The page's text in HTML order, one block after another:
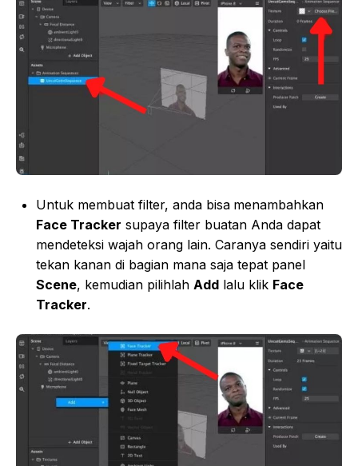
Untuk membuat filter, anda bisa menambahkan
Face Tracker supaya filter buatan Anda dapat
mendeteksi wajah orang lain. Caranya sendiri yaitu
tekan kanan di bagian mana saja tepat panel
Scene, kemudian pilihlah Add lalu klik Face
Tracker.